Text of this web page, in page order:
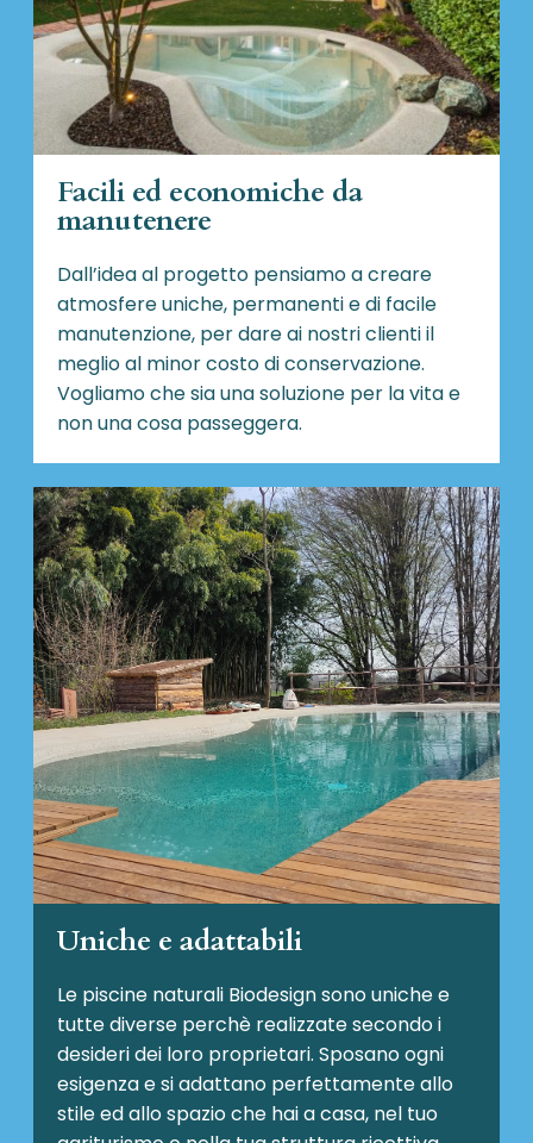
Facili ed economiche da
manutenere
Dall’idea al progetto pensiamo a creare
atmosfere uniche, permanenti e di facile
manutenzione, per dare ai nostri clienti il
meglio al minor costo di conservazione.
Vogliamo che sia una soluzione per la vita e
non una cosa passeggera.
Uniche e adattabili
Le piscine naturali Biodesignsono uniche e
tutte diverse perchè realizzate secondo i
desideri dei loro proprietari. Sposano ogni
esigenza e si adattano perfettamente allo
stile ed allo spazio che hai a casa, nel tuo